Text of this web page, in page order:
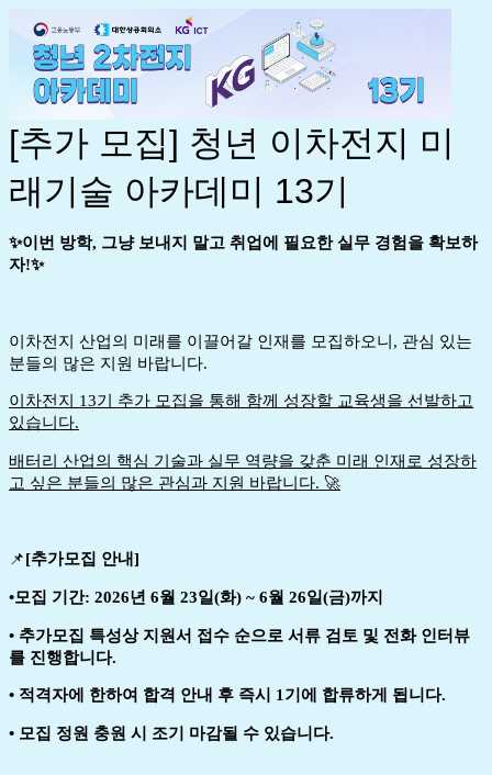
[추가 모집] 청년 이차전지 미
래기술 아카데미 13기
✨이번 방학, 그냥 보내지 말고 취업에 필요한 실무 경험을 확보하
자!✨
이차전지 산업의 미래를 이끌어갈 인재를 모집하오니, 관심 있는
분들의 많은 지원 바랍니다.
이차전지 13기 추가 모집을 통해 함께 성장할 교육생을 선발하고
있습니다.
배터리 산업의 핵심 기술과 실무 역량을 갖춘 미래 인재로 성장하
고 싶은 분들의 많은 관심과 지원 바랍니다. 🚀
📌[추가모집 안내]
•모집 기간: 2026년 6월 23일(화) ~ 6월 26일(금)까지
• 추가모집 특성상 지원서 접수 순으로 서류 검토 및 전화 인터뷰
를 진행합니다.
• 적격자에 한하여 합격 안내 후 즉시 1기에 합류하게 됩니다.
• 모집 정원 충원 시 조기 마감될 수 있습니다.